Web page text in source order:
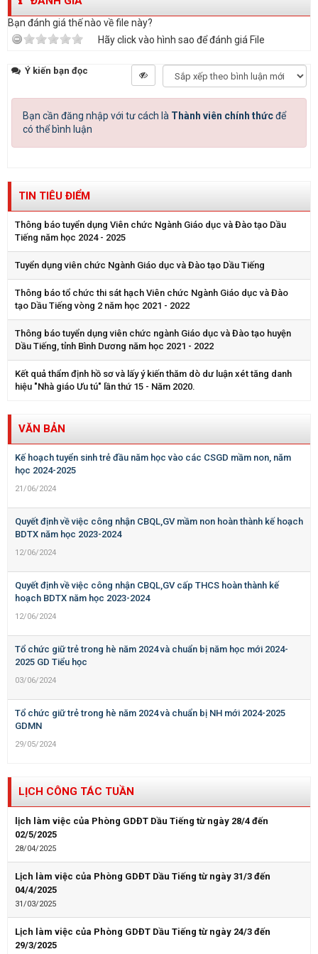
Bạn đánh giá thế nào về file này?
Hãy click vào hình sao để đánh giá File
Ý kiến bạn đọc
Bạn cần đăng nhập với tư cách là Thành viên chính thứcđể
có thể bình luận
TIN TIÊU ĐIỂM
Thông báo tuyển dụng Viên chức Ngành Giáo dục và Đào tạo Dầu
Tiếng năm học 2024 - 2025
Tuyển dụng viên chức Ngành Giáo dục và Đào tạo Dầu Tiếng
Thông báo tổ chức thi sát hạch Viên chức Ngành Giáo dục và Đào
tạo Dầu Tiếng vòng 2 năm học 2021 - 2022
Thông báo tuyển dụng viên chức ngành Giáo dục và Đào tạo huyện
Dầu Tiếng, tỉnh Bình Dương năm học 2021 - 2022
Kết quả thẩm định hồ sơ và lấy ý kiến thăm dò dư luận xét tăng danh
hiệu "Nhà giáo Ưu tú" lần thứ 15 - Năm 2020.
VĂN BẢN
Kế hoạch tuyển sinh trẻ đầu năm học vào các CSGD mầm non, năm
học 2024-2025
21/06/2024
Quyết định về việc công nhận CBQL,GV mầm non hoàn thành kế hoạch
BDTX năm học 2023-2024
12/06/2024
Quyết định về việc công nhận CBQL,GV cấp THCS hoàn thành kế
hoạch BDTX năm học 2023-2024
12/06/2024
Tổ chức giữ trẻ trong hè năm 2024 và chuẩn bị năm học mới 2024-
2025 GD Tiểu học
03/06/2024
Tổ chức giữ trẻ trong hè năm 2024 và chuẩn bị NH mới 2024-2025
GDMN
29/05/2024
LỊCH CÔNG TÁC TUẦN
lịch làm việc của Phòng GDĐT Dầu Tiếng từ ngày 28/4 đến
02/5/2025
28/04/2025
Lịch làm việc của Phòng GDĐT Dầu Tiếng từ ngày 31/3 đến
04/4/2025
31/03/2025
Lịch làm việc của Phòng GDĐT Dầu Tiếng từ ngày 24/3 đến
29/3/2025